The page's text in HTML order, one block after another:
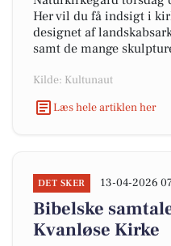
Her vil du få indsigt i
designet af
samt de mange
Kilde: Kultunaut
Læs hele artiklen her
DET SKER 13-04-2026
Bibelske
Kvanløse Kirke